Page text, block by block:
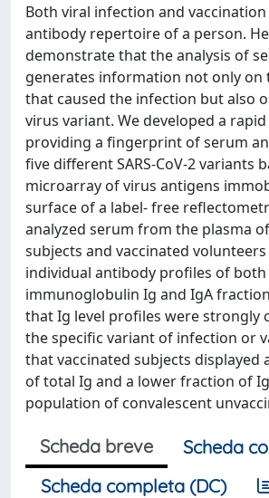
Both viral infection and
antibody repertoire of a person.
demonstrate that the analysis of
generates information not only on
that caused the infection but also
virus variant. We developed a
providing a fingerprint of serum
five different SARS-CoV-2 variants
microarray of virus antigens
surface of a label- free
analyzed serum from the plasma
subjects and vaccinated
individual antibody profiles of
immunoglobulin Ig and IgA
that Ig level profiles were strongly
the specific variant of infection or
that vaccinated subjects displayed
of total Ig and a lower fraction of
population of convalescent
Scheda breve
Scheda
Scheda completa (DC)